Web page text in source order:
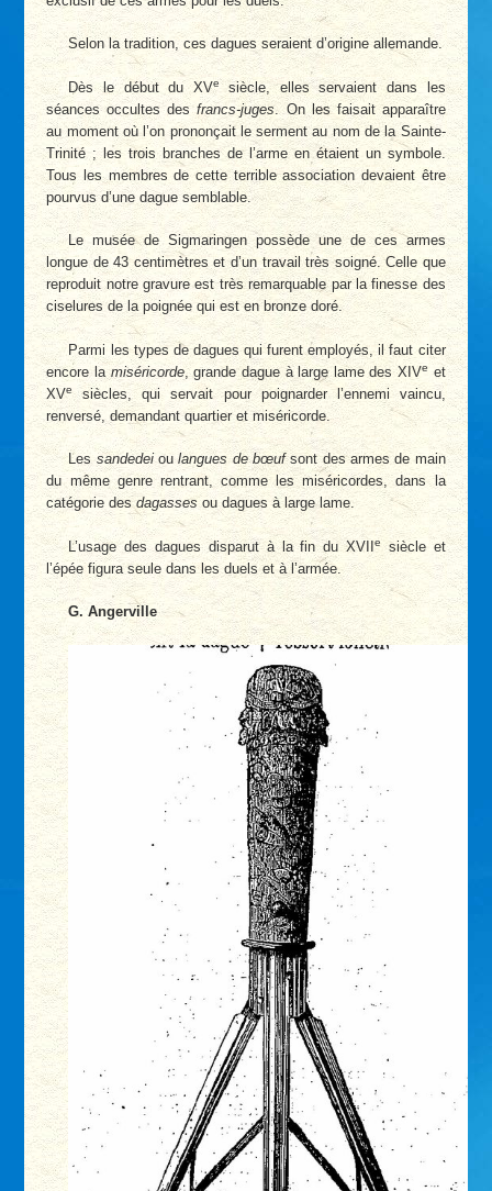
Selon la tradition, ces dagues seraient d’origine allemande.
Dès le début du XVe siècle, elles servaient dans les
séances occultes desfrancs-juges . On les faisait apparaître
au moment où l’on prononçait le serment au nom de la Sainte-
Trinité ; les trois branches de l’arme en étaient un symbole.
Tous les membres de cette terrible association devaient être
pourvus d’une dague semblable.
Le musée de Sigmaringen possède une de ces armes
longue de 43 centimètres et d’un travail très soigné. Celle que
reproduit notre gravure est très remarquable par la finesse des
ciselures de la poignée qui est en bronze doré.
Parmi les types de dagues qui furent employés, il faut citer
encore la miséricorde, grande dague à large lame des XIVe et
XVe
siècles, qui servait pour poignarder l’ennemi vaincu,
renversé, demandant quartier et miséricorde.
Les sandedeioulangues de bœufsont des armes de main
du même genre rentrant, comme les miséricordes, dans la
catégorie desdagassesou dagues à large lame.
L’usage des dagues disparut à la fin du XVII e
siècle et
l’épée figura seule dans les duels et à l’armée.
G. Angerville